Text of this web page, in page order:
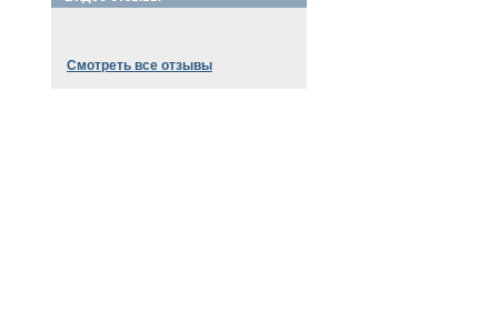
Смотреть все отзывы